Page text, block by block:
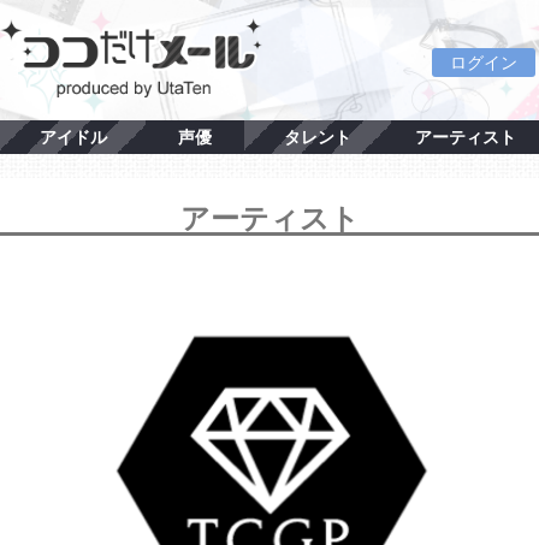
ログイン
アイドル 声優 タレント アーティスト
アーティスト